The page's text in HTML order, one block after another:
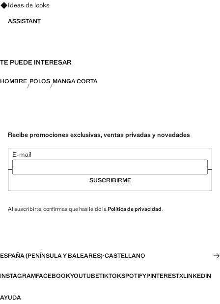
Pregunta por looks, prendas y tendencias
Ideas de looks
ASSISTANT
TE PUEDE INTERESAR
HOMBRE POLOS MANGA CORTA
Recibe promociones exclusivas, ventas privadas y novedades
E-mail
SUSCRIBIRME
Al suscribirte, confirmas que has leído la Política de privacidad.
ESPAÑA (PENÍNSULA Y BALEARES)·CASTELLANO
INSTAGRAMFACEBOOKYOUTUBETIKTOKSPOTIFYPINTERESTXLINKEDIN
AYUDA